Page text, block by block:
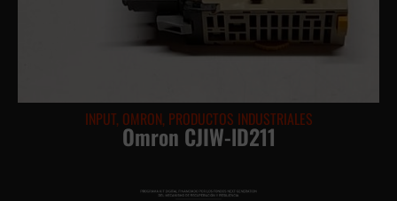
INPUT, OMRON, PRODUCTOS INDUSTRIALES
Omron CJIW-lD211